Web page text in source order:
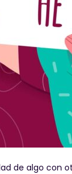
de algo con